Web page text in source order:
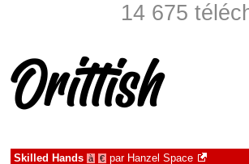
14 675
Skilled Hands à € par Hanzel Space